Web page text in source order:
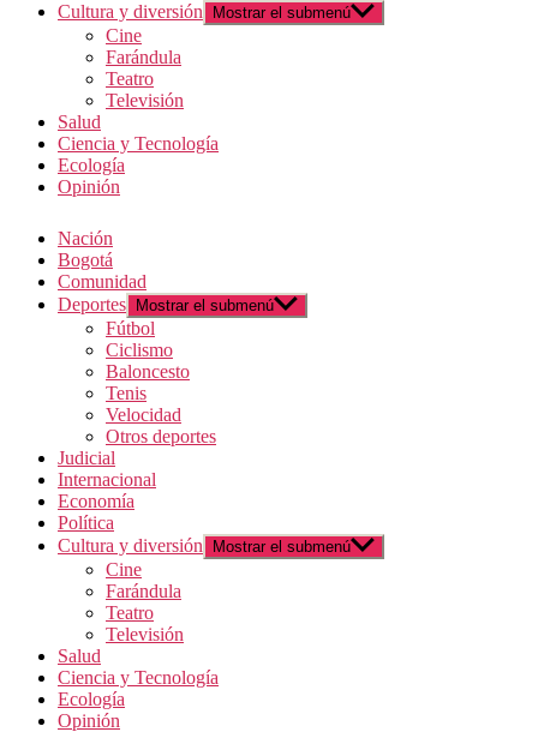
Cultura y diversión
Mostrar el submenú
Cine
Farándula
Teatro
Televisión
Salud
Ciencia y Tecnología
Ecología
Opinión
Nación
Bogotá
Comunidad
Deportes
Mostrar el submenú
Fútbol
Ciclismo
Baloncesto
Tenis
Velocidad
Otros deportes
Judicial
Internacional
Economía
Política
Cultura y diversión
Mostrar el submenú
Cine
Farándula
Teatro
Televisión
Salud
Ciencia y Tecnología
Ecología
Opinión